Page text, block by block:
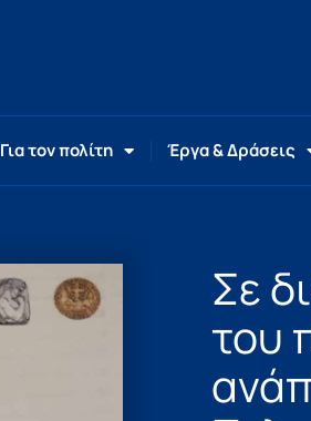
Για τον πολίτη Έργα & Δράσεις
Σε
του